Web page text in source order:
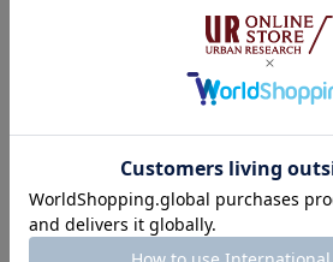
【発売日 / 販売店舗】
アーバンリサーチ オンラインストア
※実店舗での販売は未定でございま
URBAN RESEARCH